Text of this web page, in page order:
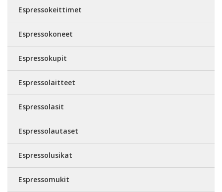
Espressokeittimet
Espressokoneet
Espressokupit
Espressolaitteet
Espressolasit
Espressolautaset
Espressolusikat
Espressomukit